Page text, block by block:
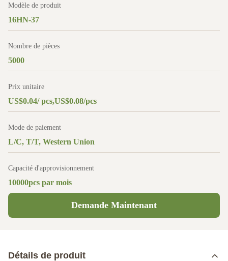
Modèle de produit
16HN-37
Nombre de pièces
5000
Prix unitaire
US$0.04/ pcs,US$0.08/pcs
Mode de paiement
L/C, T/T, Western Union
Capacité d'approvisionnement
10000pcs par mois
Demande Maintenant
Détails de produit